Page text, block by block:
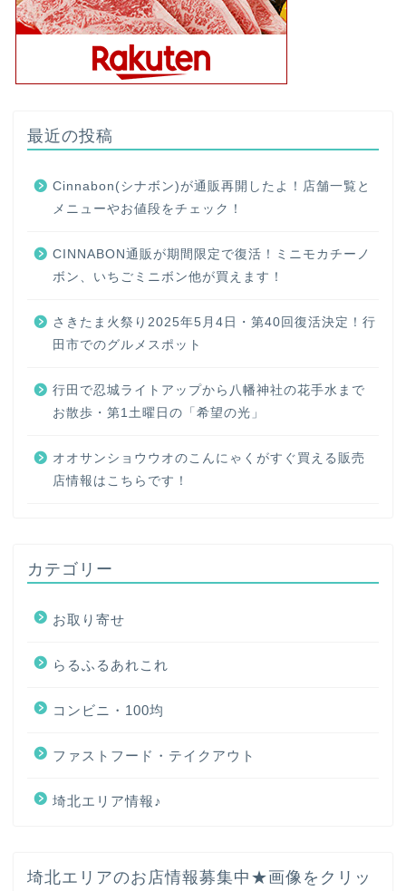
最近の投稿
Cinnabon(シナボン)が通販再開したよ！店舗一覧と
メニューやお値段をチェック！
CINNABON通販が期間限定で復活！ミニモカチーノ
ボン、いちごミニボン他が買えます！
さきたま火祭り2025年5月4日・第40回復活決定！行
田市でのグルメスポット
行田で忍城ライトアップから八幡神社の花手水まで
お散歩・第1土曜日の「希望の光」
オオサンショウウオのこんにゃくがすぐ買える販売
店情報はこちらです！
カテゴリー
お取り寄せ
らるふるあれこれ
コンビニ・100均
ファストフード・テイクアウト
埼北エリア情報♪
埼北エリアのお店情報募集中★画像をクリッ